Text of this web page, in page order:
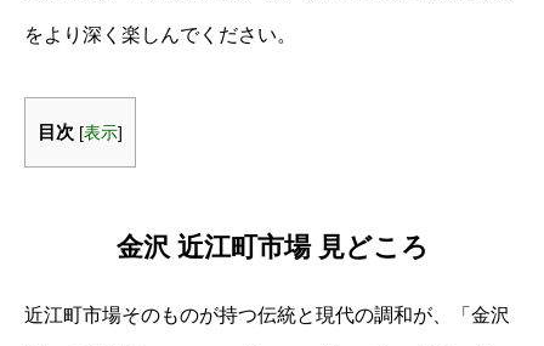
をより深く楽しんでください。
目次 [表示]
金沢 近江町市場 見どころ
近江町市場そのものが持つ伝統と現代の調和が、「金沢